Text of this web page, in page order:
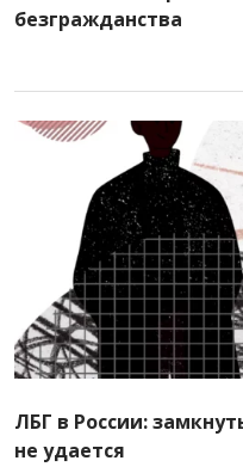
безгражданства
ЛБГ в России:
не удается